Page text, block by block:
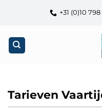
+31 (0)10
Tarieven